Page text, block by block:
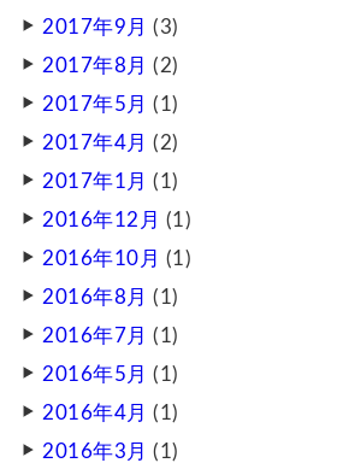
2017年9月 (3)
2017年8月 (2)
2017年5月 (1)
2017年4月 (2)
2017年1月 (1)
2016年12月 (1)
2016年10月 (1)
2016年8月 (1)
2016年7月 (1)
2016年5月 (1)
2016年4月 (1)
2016年3月 (1)